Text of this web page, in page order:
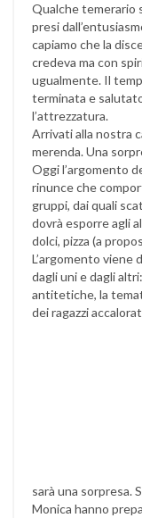
Qualche temerario
presi
capiamo che la
credeva ma con
ugualmente. Il
terminata e
l’attrezzatura.
Arrivati alla nostra
merenda. Una
Oggi l’argomento
rinunce che
gruppi, dai quali
dovrà esporre agli
dolci, pizza (a
L’argomento viene
dagli uni e dagli
antitetiche, la
dei ragazzi
sarà una sorpresa.
Monica hanno